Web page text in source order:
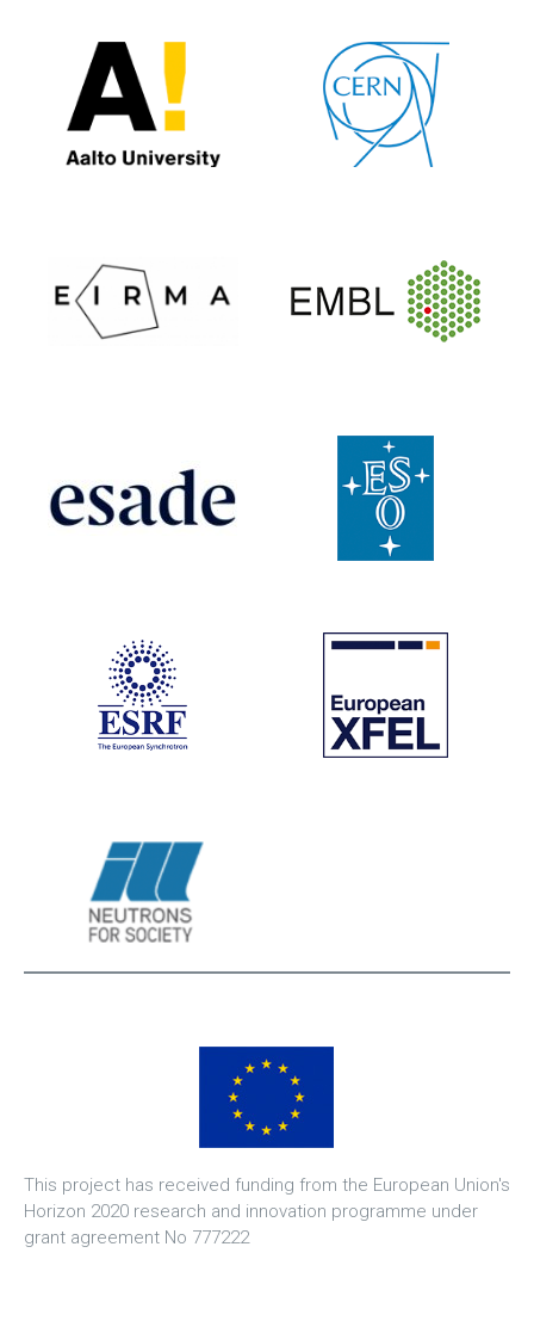
This project has received funding from the European Union's
Horizon 2020 research and innovation programme under
grant agreement No 777222